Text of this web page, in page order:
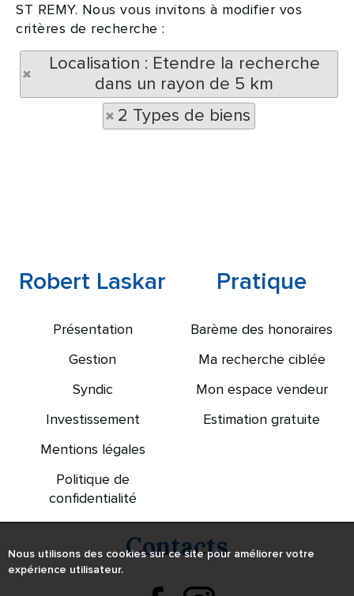
ST REMY. Nous vous invitons à modifier vos
critères de recherche :
Localisation : Etendre la recherche
dans un rayon de 5 km
2 Types de biens
Robert Laskar
Présentation
Gestion
Syndic
Investissement
Mentions légales
Politique de
confidentialité
Pratique
Barème des honoraires
Ma recherche ciblée
Mon espace vendeur
Estimation gratuite
Contacts
Nous utilisons des cookies sur ce site pour améliorer votre
expérience utilisateur.